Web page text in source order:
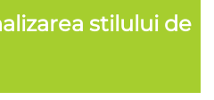
stilului de